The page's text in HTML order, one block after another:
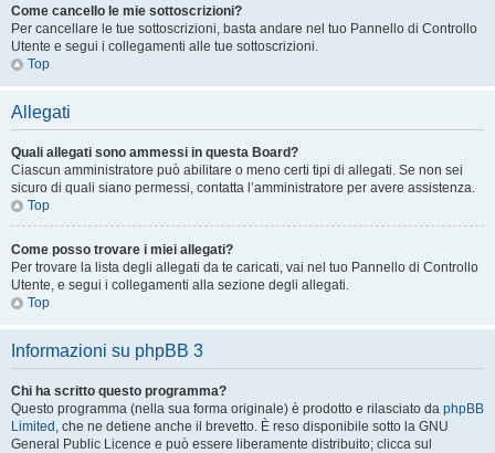
Come cancello le mie sottoscrizioni?
Per cancellare le tue sottoscrizioni, basta andare nel tuo Pannello di Controllo
Utente e segui i collegamenti alle tue sottoscrizioni.
Top
Allegati
Quali allegati sono ammessi in questa Board?
Ciascun amministratore può abilitare o meno certi tipi di allegati. Se non sei
sicuro di quali siano permessi, contatta l’amministratore per avere assistenza.
Top
Come posso trovare i miei allegati?
Per trovare la lista degli allegati da te caricati, vai nel tuo Pannello di Controllo
Utente, e segui i collegamenti alla sezione degli allegati.
Top
Informazioni su phpBB 3
Chi ha scritto questo programma?
Questo programma (nella sua forma originale) è prodotto e rilasciato da phpBB
Limited , che ne detiene anche il brevetto. È reso disponibile sotto la GNU
General Public Licence e può essere liberamente distribuito; clicca sul